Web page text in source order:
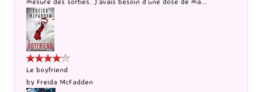
Le boyfriend
by Freida McFadden